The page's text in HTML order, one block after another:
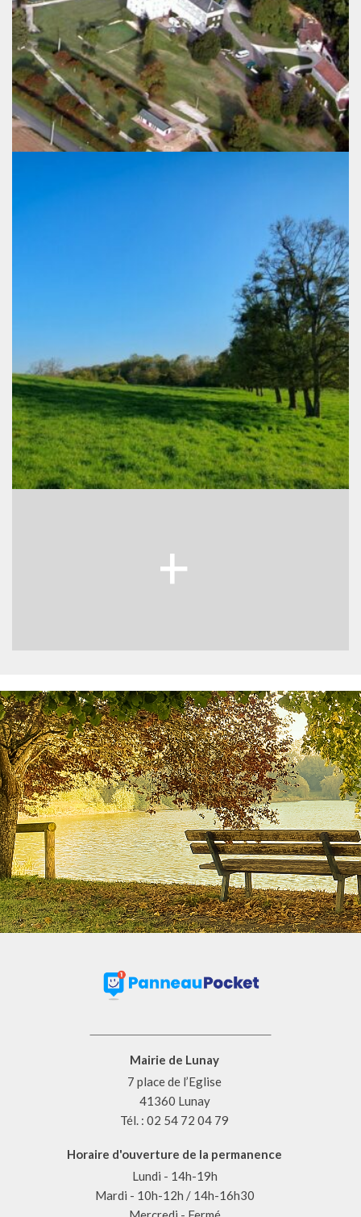
Mairie de Lunay
7 place de l’Eglise
41360 Lunay
Tél. : 02 54 72 04 79
Horaire d'ouverture de la permanence
Lundi - 14h-19h
Mardi - 10h-12h / 14h-16h30